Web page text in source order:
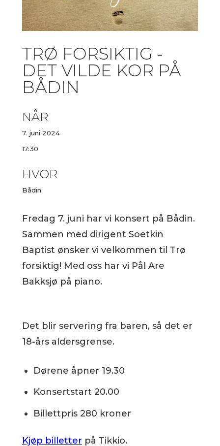
TRØ FORSIKTIG -
DET VILDE KOR PÅ
BÅDIN
NÅR
7. juni 2024
17:30
HVOR
Bådin
Fredag 7. juni har vi konsert på Bådin.
Sammen med dirigent Soetkin
Baptist ønsker vi velkommen til Trø
forsiktig! Med oss har vi Pål Are
Bakksjø på piano.
Det blir servering fra baren, så det er
18-års aldersgrense.
Dørene åpner 19.30
Konsertstart 20.00
Billettpris 280 kroner
Kjøp billetter på Tikkio.